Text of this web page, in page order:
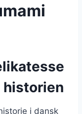
historien
i dansk